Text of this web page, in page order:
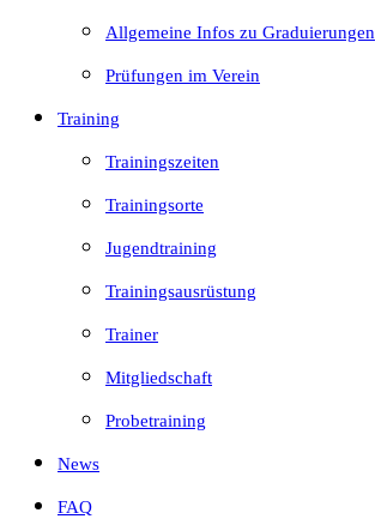
Allgemeine Infos zu Graduierungen
Prüfungen im Verein
Training
Trainingszeiten
Trainingsorte
Jugendtraining
Trainingsausrüstung
Trainer
Mitgliedschaft
Probetraining
News
FAQ